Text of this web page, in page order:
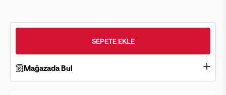
SEPETE EKLE
Mağazada Bul